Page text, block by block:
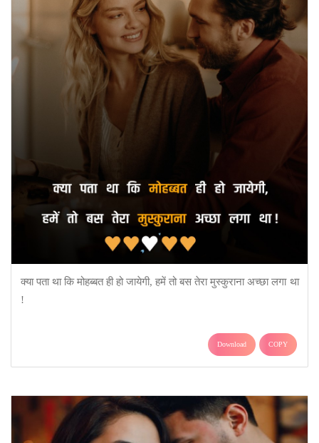
क्या पता था कि मोहब्बत ही हो जायेगी, हमें तो बस तेरा मुस्कुराना अच्छा लगा था
!
Download COPY